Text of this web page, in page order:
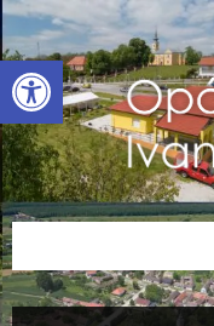
Open toolbar
Skip
to
content
Skip
to
left
sidebar
Skip
to
footer